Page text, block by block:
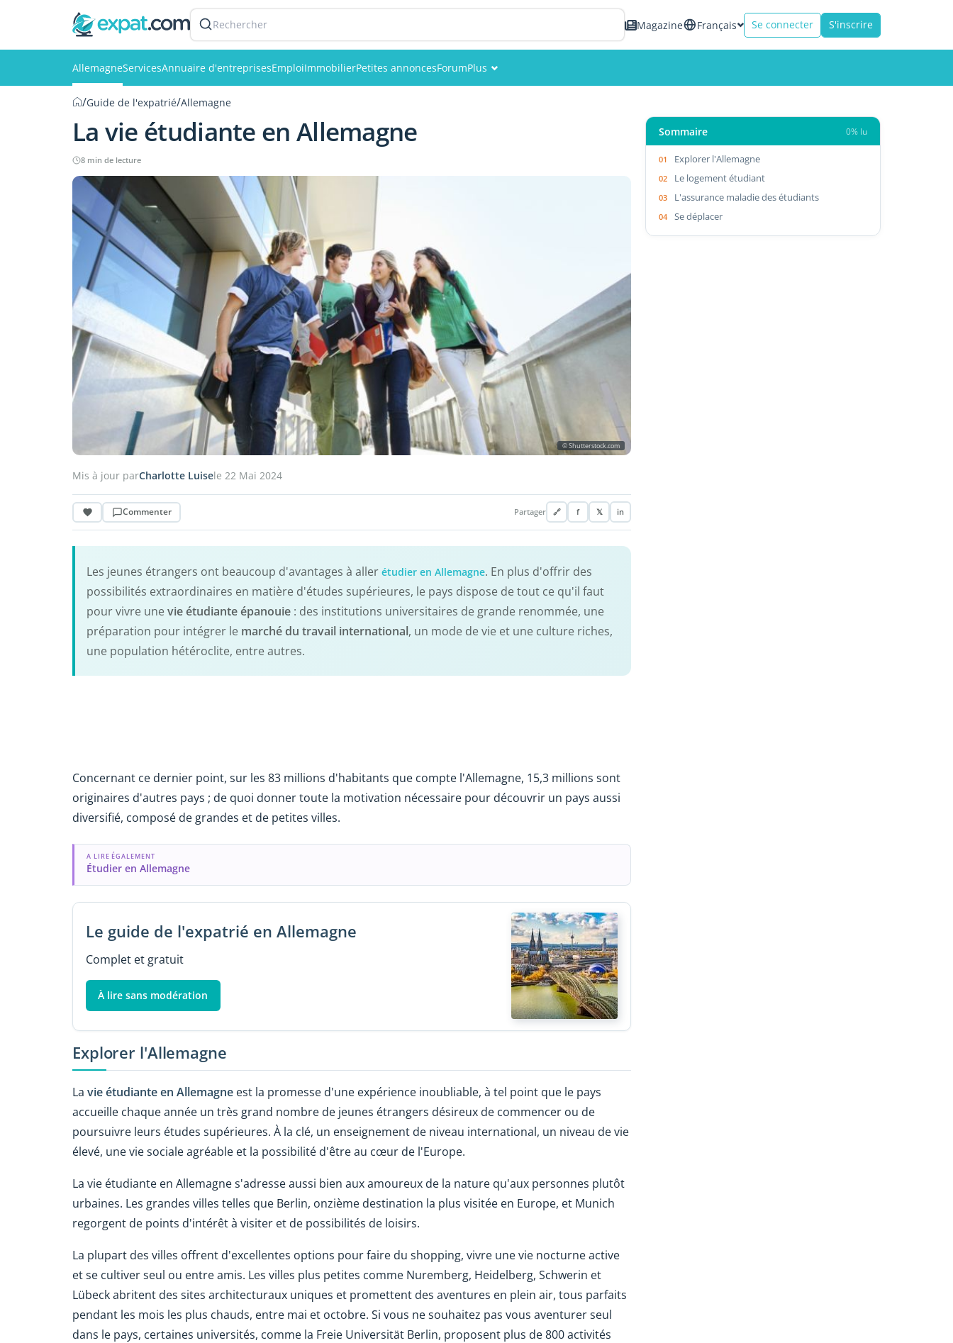
Rechercher Magazine Français Se connecter S'inscrire
AllemagneServicesAnnuaire d'entreprisesEmploiImmobilierPetites annoncesForumPlus
/Guide de l'expatrié/Allemagne
La vie étudiante en Allemagne
8 min de lecture
© Shutterstock.com
Mis à jour parCharlotte Luisele 22 Mai 2024
Commenter Partager 🔗 f 𝕏 in
Les jeunes étrangers ont beaucoup d'avantages à aller étudier en Allemagne. En plus d'offrir des
possibilités extraordinaires en matière d'études supérieures, le pays dispose de tout ce qu'il faut
pour vivre une vie étudiante épanouie : des institutions universitaires de grande renommée, une
préparation pour intégrer le marché du travail international, un mode de vie et une culture riches,
une population hétéroclite, entre autres.
Concernant ce dernier point, sur les 83 millions d'habitants que compte l'Allemagne, 15,3 millions sont
originaires d'autres pays ; de quoi donner toute la motivation nécessaire pour découvrir un pays aussi
diversifié, composé de grandes et de petites villes.
A LIRE ÉGALEMENT
Étudier en Allemagne
Le guide de l'expatrié en Allemagne
Complet et gratuit
À lire sans modération
Explorer l'Allemagne
La vie étudiante en Allemagne est la promesse d'une expérience inoubliable, à tel point que le pays
accueille chaque année un très grand nombre de jeunes étrangers désireux de commencer ou de
poursuivre leurs études supérieures. À la clé, un enseignement de niveau international, un niveau de vie
élevé, une vie sociale agréable et la possibilité d'être au cœur de l'Europe.
La vie étudiante en Allemagne s'adresse aussi bien aux amoureux de la nature qu'aux personnes plutôt
urbaines. Les grandes villes telles que Berlin, onzième destination la plus visitée en Europe, et Munich
regorgent de points d'intérêt à visiter et de possibilités de loisirs.
La plupart des villes offrent d'excellentes options pour faire du shopping, vivre une vie nocturne active
et se cultiver seul ou entre amis. Les villes plus petites comme Nuremberg, Heidelberg, Schwerin et
Lübeck abritent des sites architecturaux uniques et promettent des aventures en plein air, tous parfaits
pendant les mois les plus chauds, entre mai et octobre. Si vous ne souhaitez pas vous aventurer seul
dans le pays, certaines universités, comme la Freie Universität Berlin, proposent plus de 800 activités
Sommaire 0% lu
Explorer l'Allemagne
Le logement étudiant
L'assurance maladie des étudiants
Se déplacer